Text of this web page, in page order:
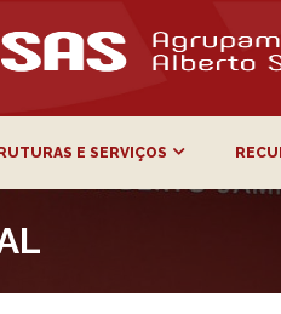
E SERVIÇOS